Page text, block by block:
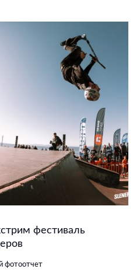
фестиваль
фотоотчет